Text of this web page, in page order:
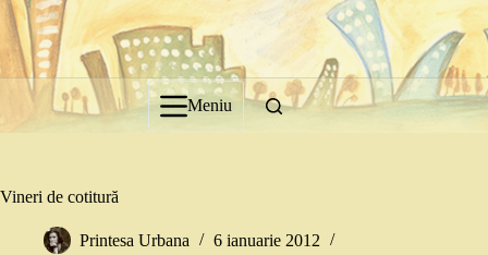
Meniu
Vineri de cotitură
Printesa Urbana
6 ianuarie 2012